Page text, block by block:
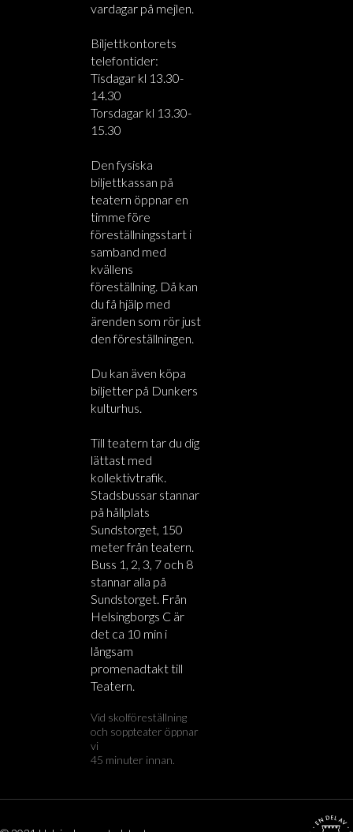
vardagar på mejlen.
Biljettkontorets
telefontider:
Tisdagar kl 13.30-
14.30
Torsdagar kl 13.30-
15.30
Den fysiska
biljettkassan på
teatern öppnar en
timme före
föreställningsstart i
samband med
kvällens
föreställning. Då kan
du få hjälp med
ärenden som rör just
den föreställningen.
Du kan även köpa
biljetter på Dunkers
kulturhus.
Till teatern tar du dig
lättast med
kollektivtrafik.
Stadsbussar stannar
på hållplats
Sundstorget, 150
meter från teatern.
Buss 1, 2, 3, 7 och 8
stannar alla på
Sundstorget. Från
Helsingborgs C är
det ca 10 min i
långsam
promenadtakt till
Teatern.
Vid skolföreställning
och soppteater öppnar
vi
45 minuter innan.